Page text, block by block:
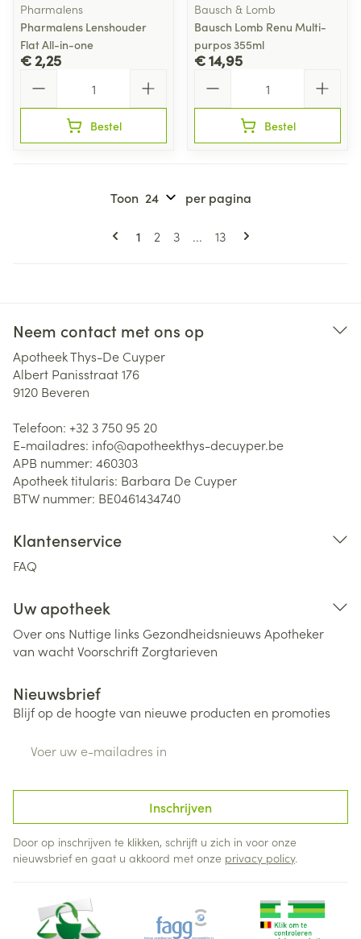
Pharmalens
Pharmalens Lenshouder
Flat All-in-one
€ 2,25
Bestel
Bausch & Lomb
Bausch Lomb Renu Multi-
purpos 355ml
€ 14,95
Bestel
Pagina's
U lees momenteel pagina
1 Pagina
2 Pagina
3 ... Pagina
13
Toon per pagina
Neem contact met ons op
Apotheek Thys-De Cuyper
Albert Panisstraat 176
9120 Beveren
Telefoon: +32 3 750 95 20
E-mailadres: info@apotheekthys-decuyper.be
APB nummer: 460303
Apotheek titularis: Barbara De Cuyper
BTW nummer: BE0461434740
Klantenservice
FAQ
Uw apotheek
Over ons Nuttige links Gezondheidsnieuws Apotheker
van wachtVoorschriftZorgtarieven
Nieuwsbrief
Blijf op de hoogte van nieuwe producten en promoties
Inschrijven
Door op inschrijven te klikken, schrijft u zich in voor onze
nieuwsbrief en gaat u akkoord met onze privacy policy.